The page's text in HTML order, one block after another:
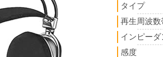
タイプ
再生周波数
インピーダ
感度